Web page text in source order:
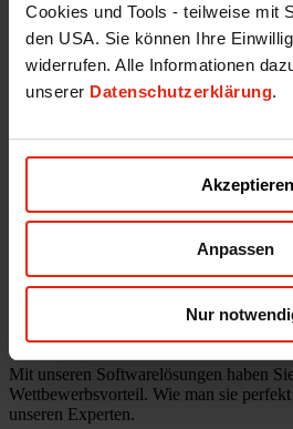
Cookies und Tools - teilweise mit
den USA. Sie können Ihre
widerrufen. Alle Informationen
unserer Datenschutzerklärung.
Akzeptieren
Anpassen
Nur
Mit unseren Webwaren
der Dinge bleiben.
Mit unseren Softwarelösungen haben
Wettbewerbsvorteil. Wie man sie
unseren Experten.